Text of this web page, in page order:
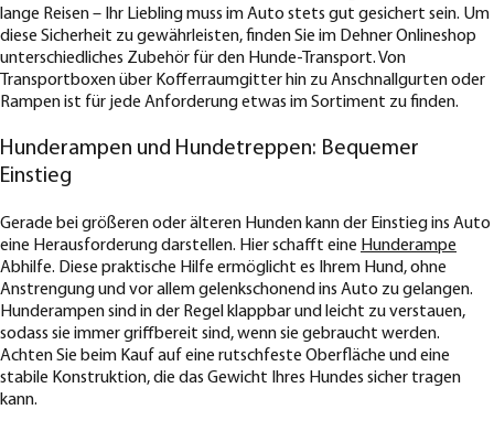
lange Reisen – Ihr Liebling muss im Auto stets gut gesichert sein. Um
diese Sicherheit zu gewährleisten, finden Sie im Dehner Onlineshop
unterschiedliches Zubehör für den Hunde-Transport. Von
Transportboxen über Kofferraumgitter hin zu Anschnallgurten oder
Rampen ist für jede Anforderung etwas im Sortiment zu finden.
Hunderampen und Hundetreppen: Bequemer
Einstieg
Gerade bei größeren oder älteren Hunden kann der Einstieg ins Auto
eine Herausforderung darstellen. Hier schafft eine Hunderampe
Abhilfe. Diese praktische Hilfe ermöglicht es Ihrem Hund, ohne
Anstrengung und vor allem gelenkschonend ins Auto zu gelangen.
Hunderampen sind in der Regel klappbar und leicht zu verstauen,
sodass sie immer griffbereit sind, wenn sie gebraucht werden.
Achten Sie beim Kauf auf eine rutschfeste Oberfläche und eine
stabile Konstruktion, die das Gewicht Ihres Hundes sicher tragen
kann.